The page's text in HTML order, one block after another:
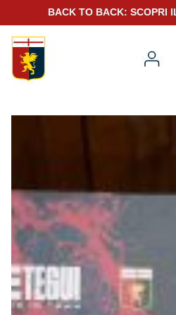
Prima squadra
Genoa for Special
Training
Rappresentanza
Kit Gara 25/26
BACK TO BACK: SCOPRI